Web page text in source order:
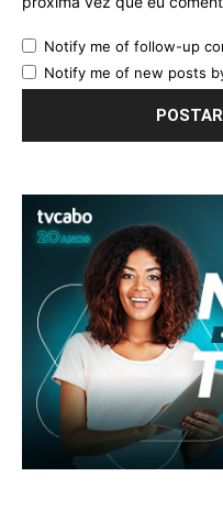
Notify me of follow-up
Notify me of new posts